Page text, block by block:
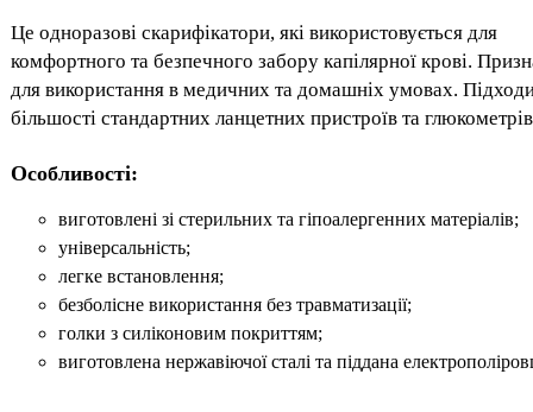
Це одноразові скарифікатори, які використовується для
комфортного та безпечного забору капілярної крові.
для використання в медичних та домашніх умовах.
більшості стандартних ланцетних пристроїв та
Особливості:
виготовлені зі стерильних та гіпоалергенних матеріалів;
універсальність;
легке встановлення;
безболісне використання без травматизації;
голки з силіконовим покриттям;
виготовлена нержавіючої сталі та піддана